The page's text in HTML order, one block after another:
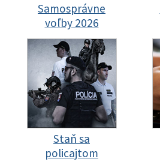
Samosprávne
voľby 2026
Staň sa
policajtom